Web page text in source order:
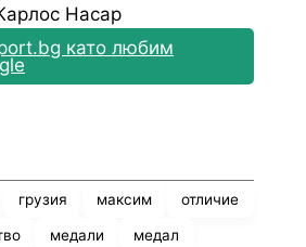
Насар
като любим
грузия максим отличие
медали медал